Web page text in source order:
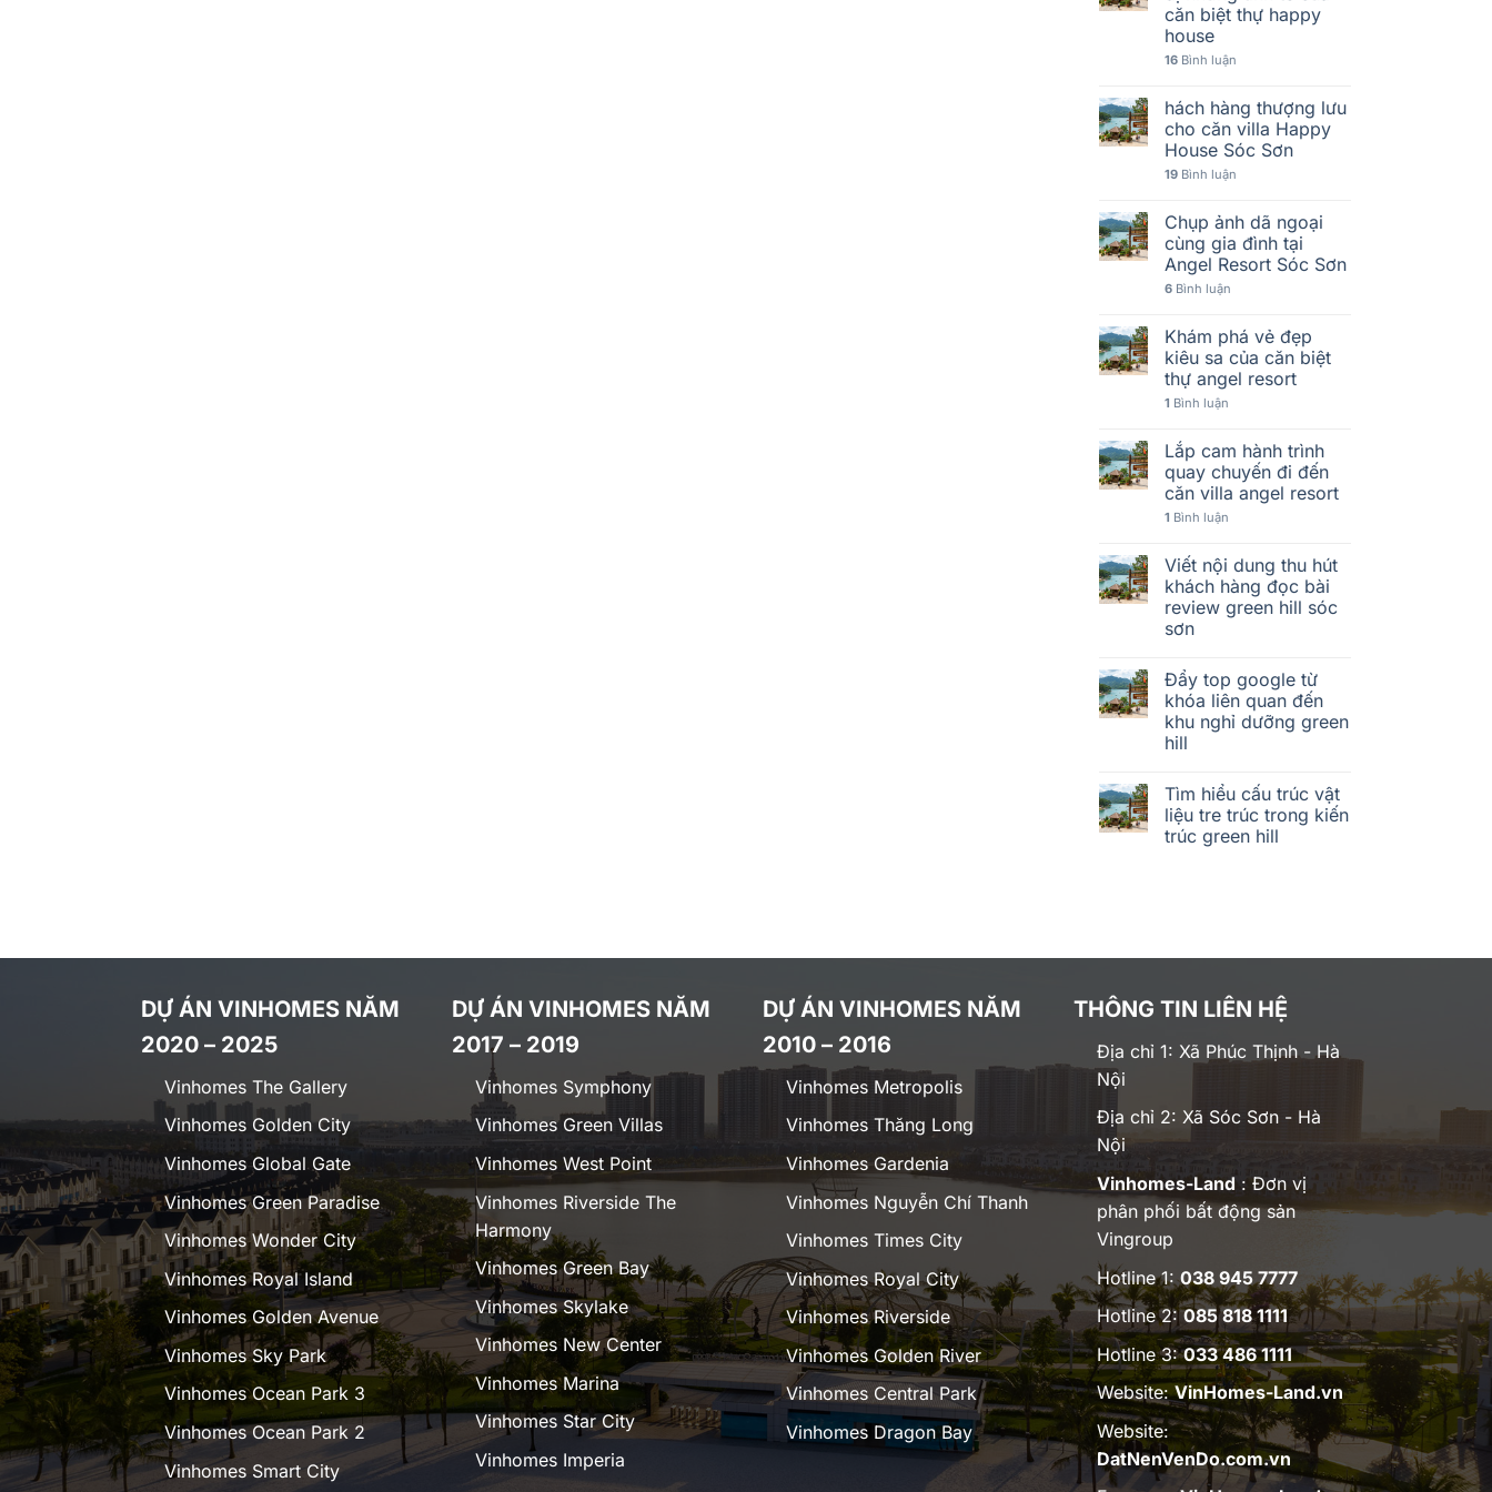
căn biệt thự happy
house
16Bình luận
hách hàng thượng lưu
cho căn villa Happy
House Sóc Sơn
19Bình luận
Chụp ảnh dã ngoại
cùng gia đình tại
Angel Resort Sóc Sơn
6Bình luận
Khám phá vẻ đẹp
kiêu sa của căn biệt
thự angel resort
1 Bình luận
Lắp cam hành trình
quay chuyến đi đến
căn villa angel resort
1 Bình luận
Viết nội dung thu hút
khách hàng đọc bài
review green hill sóc
sơn
Đẩy top google từ
khóa liên quan đến
khu nghỉ dưỡng green
hill
Tìm hiểu cấu trúc vật
liệu tre trúc trong kiến
trúc green hill
DỰ ÁN VINHOMES NĂM
2020 – 2025
Vinhomes The Gallery
Vinhomes Golden City
Vinhomes Global Gate
Vinhomes Green Paradise
Vinhomes Wonder City
Vinhomes Royal Island
Vinhomes Golden Avenue
Vinhomes Sky Park
Vinhomes Ocean Park 3
Vinhomes Ocean Park 2
Vinhomes Smart City
DỰ ÁN VINHOMES NĂM
2017 – 2019
Vinhomes Symphony
Vinhomes Green Villas
Vinhomes West Point
Vinhomes Riverside The
Harmony
Vinhomes Green Bay
Vinhomes Skylake
Vinhomes New Center
Vinhomes Marina
Vinhomes Star City
Vinhomes Imperia
DỰ ÁN VINHOMES NĂM
2010 – 2016
Vinhomes Metropolis
Vinhomes Thăng Long
Vinhomes Gardenia
Vinhomes Nguyễn Chí Thanh
Vinhomes Times City
Vinhomes Royal City
Vinhomes Riverside
Vinhomes Golden River
Vinhomes Central Park
Vinhomes Dragon Bay
THÔNG TIN LIÊN HỆ
Địa chỉ 1: Xã Phúc Thịnh - Hà
Nội
Địa chỉ 2: Xã Sóc Sơn - Hà
Nội
Vinhomes-Land: Đơn vị
phân phối bất động sản
Vingroup
Hotline 1:038 945 7777
Hotline 2:085 818 1111
Hotline 3:033 486 1111
Website:VinHomes-Land.vn
Website:
DatNenVenDo.com.vn